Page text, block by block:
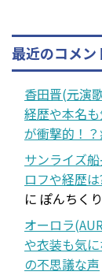
最近のコメン
香田晋(元演
経歴や本名
が衝撃的！
サンライズ
ロフや経歴
に ぽんちく
オーロラ
や衣装も気
の不思議な声